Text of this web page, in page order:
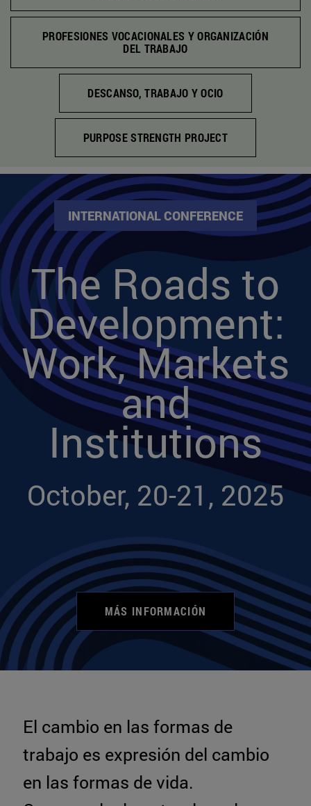
PROFESIONES VOCACIONALES Y ORGANIZACIÓN
DEL TRABAJO
DESCANSO, TRABAJO Y OCIO
PURPOSE STRENGTH PROJECT
INTERNATIONAL CONFERENCE
The Roads to
Development:
Work, Markets
and
Institutions
October, 20-21, 2025
MÁS INFORMACIÓN
El cambio en las formas de
trabajo es expresión del cambio
en las formas de vida.